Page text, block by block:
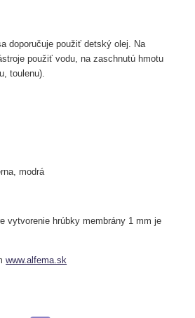
doporučuje použiť detský olej. Na
použiť vodu, na zaschnutú hmotu
toulenu).
modrá
vytvorenie hrúbky membrány 1 mm je
www.alfema.sk